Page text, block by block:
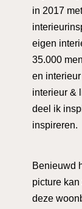
in 2017
eigen
35.000
en
interieur &
deel ik
inspireren.
Benieuwd
picture
deze